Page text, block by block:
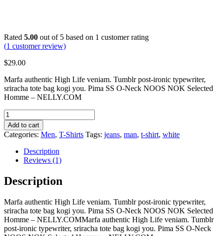
Rated 5.00 out of 5 based on 1 customer rating
(1 customer review)
$29.00
Marfa authentic High Life veniam. Tumblr post-ironic typewriter,
sriracha tote bag kogi you. Pima SS O-Neck NOOS NOK Selected
Homme – NELLY.COM
Pima
SS
O-
Neck
NOOS
Selected
Homme
quantity
Add to cart
Categories: Men, T-Shirts Tags: jeans, man, t-shirt, white
Description
Reviews (1)
Description
Marfa authentic High Life veniam. Tumblr post-ironic typewriter,
sriracha tote bag kogi you. Pima SS O-Neck NOOS NOK Selected
Homme – NELLY.COMMarfa authentic High Life veniam. Tumblr
post-ironic typewriter, sriracha tote bag kogi you. Pima SS O-Neck